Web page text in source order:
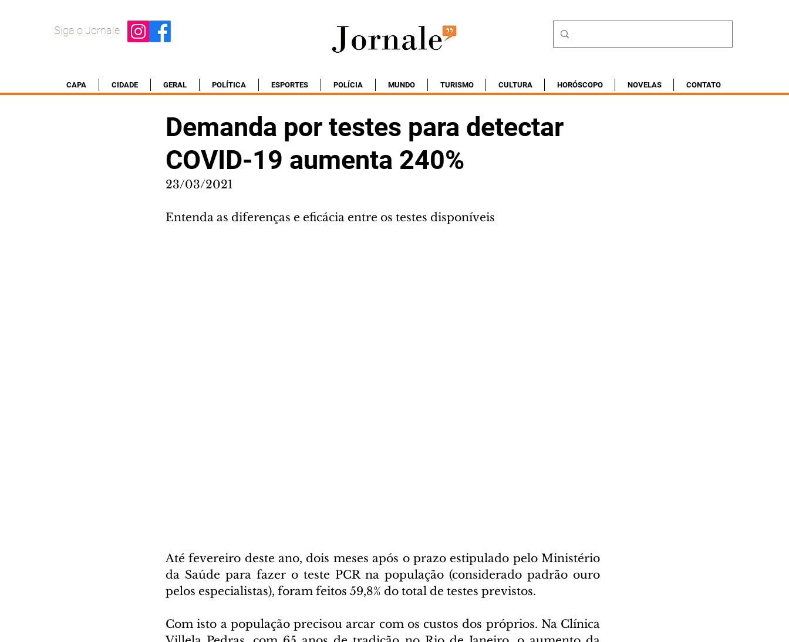
Siga o Jornale
CAPA CIDADE GERAL POLÍTICA ESPORTES POLÍCIA MUNDO TURISMO CULTURA HORÓSCOPO NOVELAS CONTATO
Demanda por testes para detectar
COVID-19 aumenta 240%
23/03/2021
Entenda as diferenças e eficácia entre os testes disponíveis
Até fevereiro deste ano, dois meses após o prazo estipulado pelo Ministério
da Saúde para fazer o teste PCR na população (considerado padrão ouro
pelos especialistas), foram feitos 59,8% do total de testes previstos.
Com isto a população precisou arcar com os custos dos próprios. Na Clínica